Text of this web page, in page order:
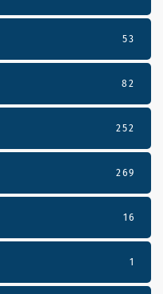
53
82
252
269
16
1